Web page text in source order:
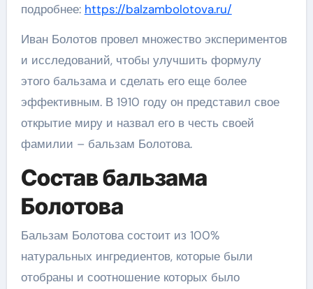
подробнее: https://balzambolotova.ru/
Иван Болотов провел множество экспериментов
и исследований, чтобы улучшить формулу
этого бальзама и сделать его еще более
эффективным. В 1910 году он представил свое
открытие миру и назвал его в честь своей
фамилии – бальзам Болотова.
Состав бальзама
Болотова
Бальзам Болотова состоит из 100%
натуральных ингредиентов, которые были
отобраны и соотношение которых было